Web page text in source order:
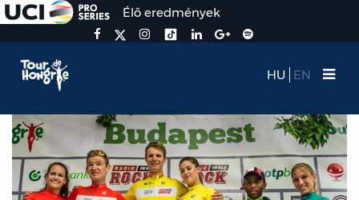
Élő eredmények
HU EN